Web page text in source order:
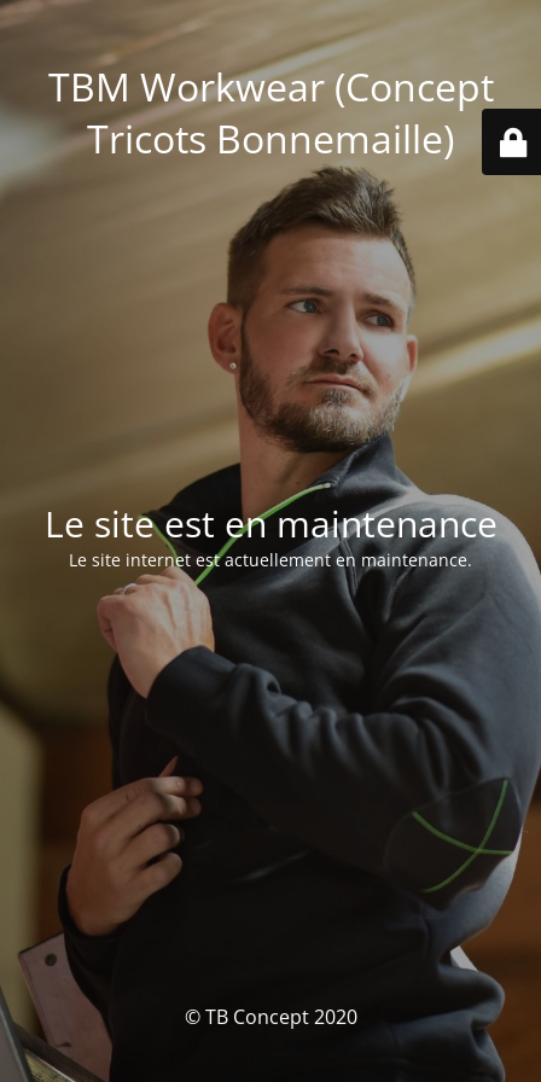
TBM Workwear (Concept
Tricots Bonnemaille)
Le site est en maintenance
Le site internet est actuellement en maintenance.
© TB Concept 2020